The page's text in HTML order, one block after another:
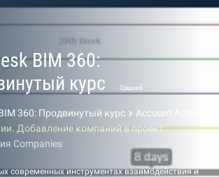
BIM 360:
курс
Средний
360: Продвинутый курс
Account Admin
Добавление компаний в проект.
Companies
современных инструментах взаимодействия и